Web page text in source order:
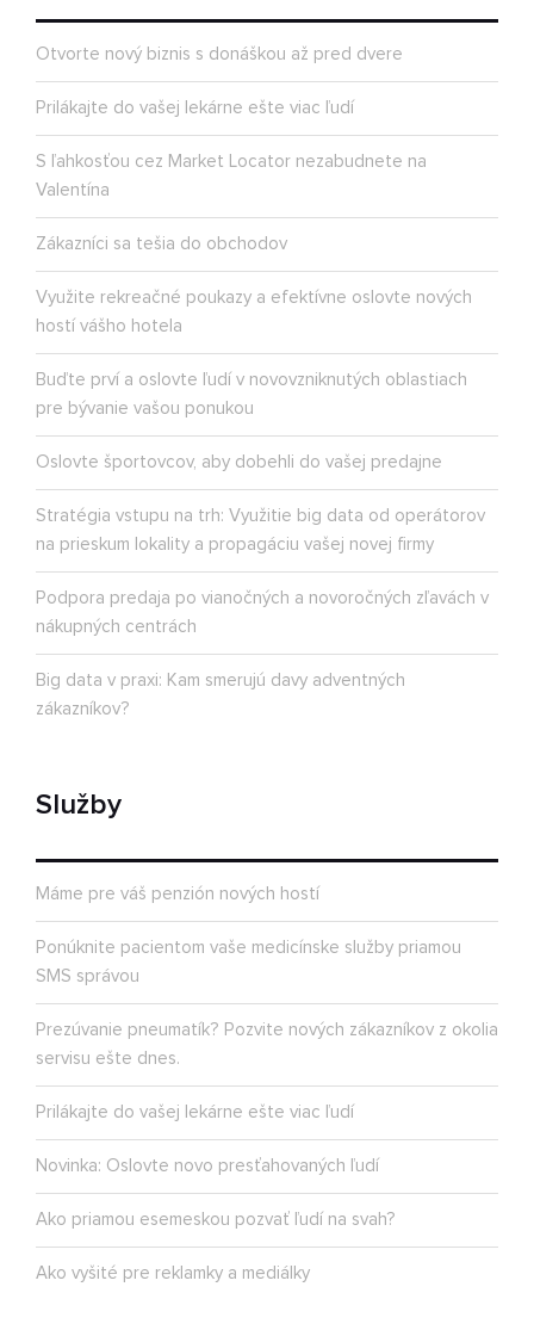
Otvorte nový biznis s donáškou až pred dvere
Prilákajte do vašej lekárne ešte viac ľudí
S ľahkosťou cez Market Locator nezabudnete na
Valentína
Zákazníci sa tešia do obchodov
Využite rekreačné poukazy a efektívne oslovte nových
hostí vášho hotela
Buďte prví a oslovte ľudí v novovzniknutých oblastiach
pre bývanie vašou ponukou
Oslovte športovcov, aby dobehli do vašej predajne
Stratégia vstupu na trh: Využitie big data od operátorov
na prieskum lokality a propagáciu vašej novej firmy
Podpora predaja po vianočných a novoročných zľavách v
nákupných centrách
Big data v praxi: Kam smerujú davy adventných
zákazníkov?
Služby
Máme pre váš penzión nových hostí
Ponúknite pacientom vaše medicínske služby priamou
SMS správou
Prezúvanie pneumatík? Pozvite nových zákazníkov z okolia
servisu ešte dnes.
Prilákajte do vašej lekárne ešte viac ľudí
Novinka: Oslovte novo presťahovaných ľudí
Ako priamou esemeskou pozvať ľudí na svah?
Ako vyšité pre reklamky a mediálky